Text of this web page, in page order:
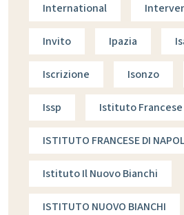
International
Invito Ipazia
Iscrizione Isonzo
Issp Istituto Francese
ISTITUTO FRANCESE DI
Istituto Il Nuovo Bianchi
ISTITUTO NUOVO BIANCHI